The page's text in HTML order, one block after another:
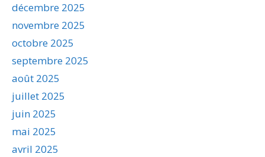
décembre 2025
novembre 2025
octobre 2025
septembre 2025
août 2025
juillet 2025
juin 2025
mai 2025
avril 2025